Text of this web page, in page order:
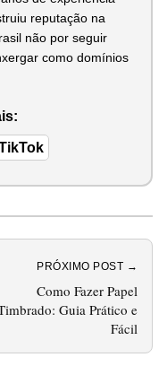
reputação na
não por seguir
como domínios
PRÓXIMO POST →
Como Fazer Papel
Guia Prático e
Fácil